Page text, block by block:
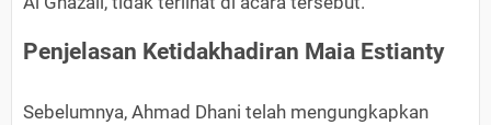
Penjelasan Ketidakhadiran Maia Estianty
Sebelumnya, Ahmad Dhani telah mengungkapkan